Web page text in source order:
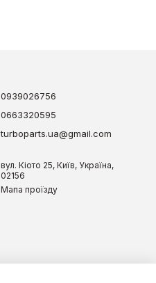
0939026756
0663320595
turboparts.ua@gmail.com
вул. Кіото 25, Київ, Україна,
02156
Мапа проїзду